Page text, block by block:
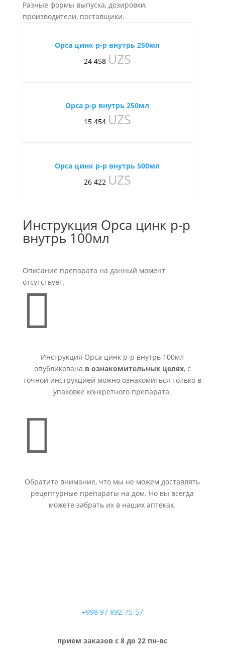
Разные формы выпуска, дозировки,
производители, поставщики.
Орса цинк р-р внутрь 250мл
24 458 UZS
Орса р-р внутрь 250мл
15 454 UZS
Орса цинк р-р внутрь 500мл
26 422 UZS
Инструкция Орса цинк р-р
внутрь 100мл
Описание препарата на данный момент
отсутствует.

Инструкция Орса цинк р-р внутрь 100мл
опубликована в ознакомительных целях, с
точной инструкцией можно ознакомиться только в
упаковке конкретного препарата.

Обратите внимание, что мы не можем доставлять
рецептурные препараты на дом. Но вы всегда
можете забрать их в наших аптеках.
+998 97 892-75-57
прием заказов с 8 до 22 пн-вс